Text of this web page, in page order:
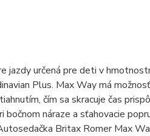
jazdy určená pre deti v
Plus. Max Way má
čím sa skracuje čas
náraze a sťahovacie
Britax Romer Max